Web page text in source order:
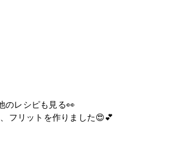
のレシピも見る👀
フリットを作りました😍💕